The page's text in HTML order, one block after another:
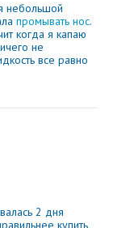
небольшой
промывать нос.
когда я капаю
не
все равно
2 дня
купить